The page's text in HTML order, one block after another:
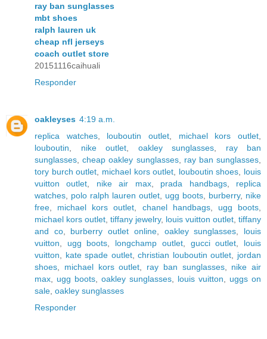
ray ban sunglasses
mbt shoes
ralph lauren uk
cheap nfl jerseys
coach outlet store
20151116caihuali
Responder
oakleyses 4:19 a.m.
replica watches, louboutin outlet michael kors outlet
louboutin
nike outlet oakley sunglasses
ray ban
sunglasses ,cheap oakley sunglasses, ray ban sunglasses
tory burch outlet
michael kors outlet louboutin shoes
louis
vuitton outlet
nike air max, prada handbags, replica
watches
polo ralph lauren outlet ugg boots burberry, nike
free
michael kors outlet chanel handbags, ugg boots
michael kors outlet tiffany jewelry, louis vuitton outlet tiffany
and co, burberry outlet online, oakley sunglasses
louis
vuitton
ugg boots longchamp outlet, gucci outlet
louis
vuitton
kate spade outlet,christian louboutin outlet
jordan
shoes
michael kors outlet ray ban sunglasses, nike air
max
ugg boots oakley sunglasses louis vuitton
uggs on
sale oakley sunglasses
Responder